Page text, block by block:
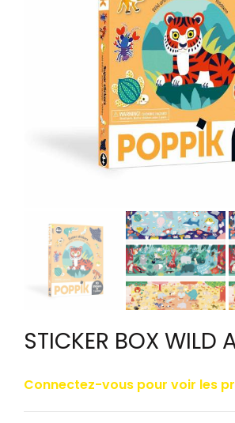
STICKER BOX WILD
Connectez-vous pour voir les